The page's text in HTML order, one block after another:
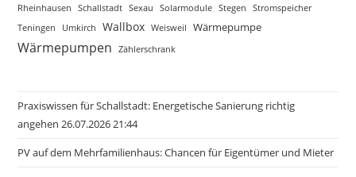
Rheinhausen
Schallstadt Sexau Solarmodule Stegen
Stromspeicher
Teningen
Umkirch Wallbox Weisweil Wärmepumpe
Wärmepumpen Zählerschrank
Praxiswissen für Schallstadt: Energetische Sanierung richtig
angehen 26.07.2026 21:44
PV auf dem Mehrfamilienhaus: Chancen für Eigentümer und Mieter